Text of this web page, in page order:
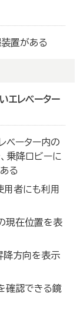
置がある
エレベーター
ベーター内の
、乗降ロビーに
る
用者にも利用
現在位置を表
降方向を表示
確認できる鏡